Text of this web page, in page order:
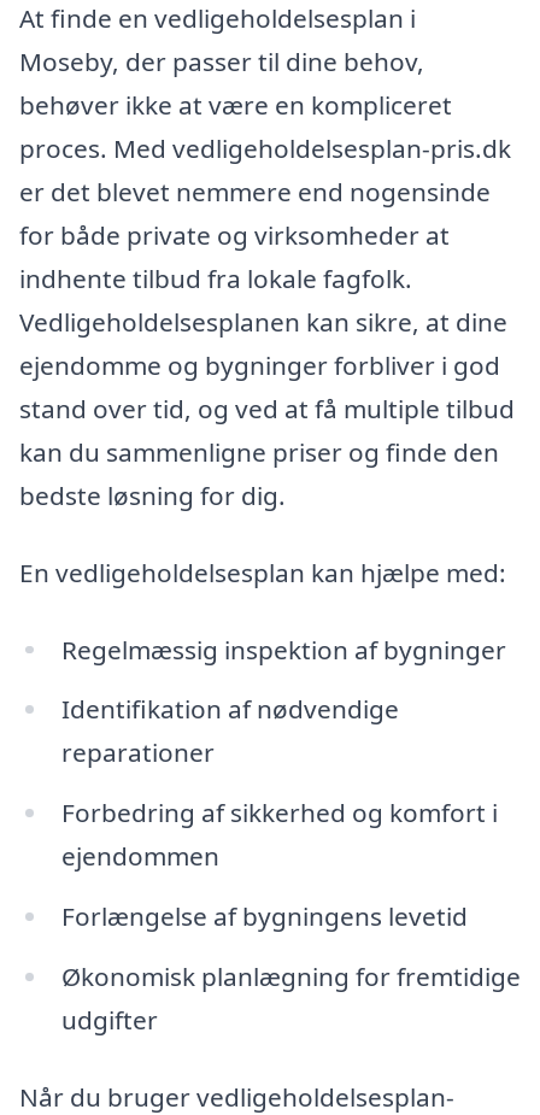
At finde en vedligeholdelsesplan i
Moseby, der passer til dine behov,
behøver ikke at være en kompliceret
proces. Med vedligeholdelsesplan-pris.dk
er det blevet nemmere end nogensinde
for både private og virksomheder at
indhente tilbud fra lokale fagfolk.
Vedligeholdelsesplanen kan sikre, at dine
ejendomme og bygninger forbliver i god
stand over tid, og ved at få multiple tilbud
kan du sammenligne priser og finde den
bedste løsning for dig.
En vedligeholdelsesplan kan hjælpe med:
Regelmæssig inspektion af bygninger
Identifikation af nødvendige
reparationer
Forbedring af sikkerhed og komfort i
ejendommen
Forlængelse af bygningens levetid
Økonomisk planlægning for fremtidige
udgifter
Når du bruger vedligeholdelsesplan-